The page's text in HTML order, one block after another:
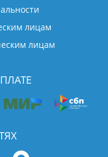
лицам
лицам